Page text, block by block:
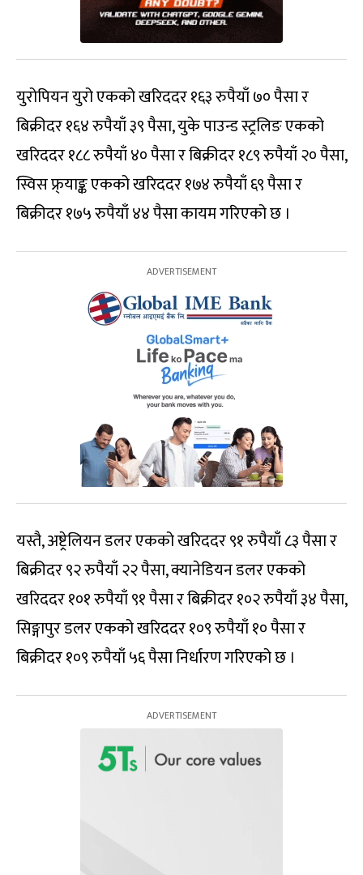
युरोपियन युरो एकको खरिददर १६३ रुपैयाँ ७० पैसा र
बिक्रीदर १६४ रुपैयाँ ३९ पैसा, युके पाउन्ड स्ट्रलिङ एकको
खरिददर १८८ रुपैयाँ ४० पैसा र बिक्रीदर १८९ रुपैयाँ २० पैसा,
स्विस फ्र्याङ्क एकको खरिददर १७४ रुपैयाँ ६९ पैसा र
बिक्रीदर १७५ रुपैयाँ ४४ पैसा कायम गरिएको छ ।
यस्तै, अष्ट्रेलियन डलर एकको खरिददर ९१ रुपैयाँ ८३ पैसा र
बिक्रीदर ९२ रुपैयाँ २२ पैसा, क्यानेडियन डलर एकको
खरिददर १०१ रुपैयाँ ९१ पैसा र बिक्रीदर १०२ रुपैयाँ ३४ पैसा,
सिङ्गापुर डलर एकको खरिददर १०९ रुपैयाँ १० पैसा र
बिक्रीदर १०९ रुपैयाँ ५६ पैसा निर्धारण गरिएको छ ।